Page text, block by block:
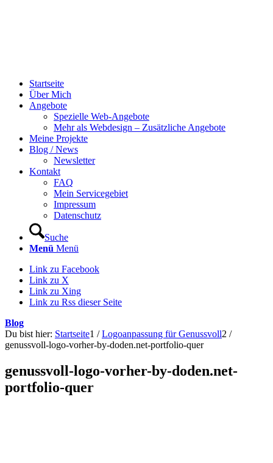
Startseite
Über Mich
Angebote
Spezielle Web-Angebote
Mehr als Webdesign – Zusätzliche Angebote
Meine Projekte
Blog / News
Newsletter
Kontakt
FAQ
Mein Servicegebiet
Impressum
Datenschutz
Suche
Menü Menü
Link zu Facebook
Link zu X
Link zu Xing
Link zu Rss dieser Seite
Blog
Du bist hier: Startseite1 / Logoanpassung für Genussvoll2 /
genussvoll-logo-vorher-by-doden.net-portfolio-quer
genussvoll-logo-vorher-by-doden.net-
portfolio-quer